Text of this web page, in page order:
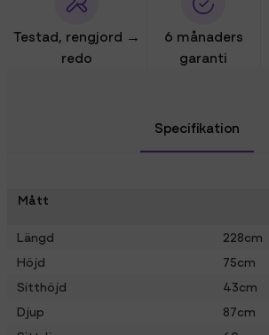
Testad, rengjord →
redo
6 månaders
garanti
Specifikation
Mått
Längd
228cm
Höjd
75cm
Sitthöjd
43cm
Djup
87cm